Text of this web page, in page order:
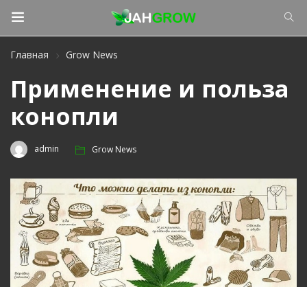
Главная Grow News
Применение и польза
конопли
admin Grow News